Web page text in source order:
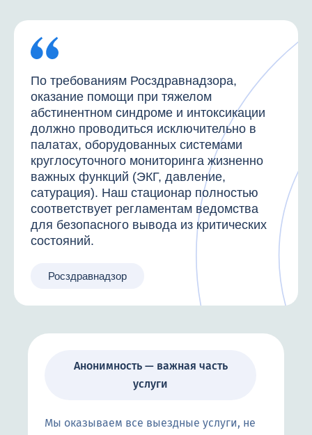
По требованиям Росздравнадзора,
оказание помощи при тяжелом
абстинентном синдроме и интоксикации
должно проводиться исключительно в
палатах, оборудованных системами
круглосуточного мониторинга жизненно
важных функций (ЭКГ, давление,
сатурация). Наш стационар полностью
соответствует регламентам ведомства
для безопасного вывода из критических
состояний.
Росздравнадзор
Анонимность — важная часть
услуги
Мы оказываем все выездные услуги, не